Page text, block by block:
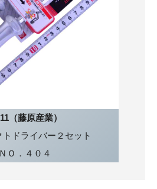
（藤原産業）
ドライバー２セット
ＮＯ．４０４